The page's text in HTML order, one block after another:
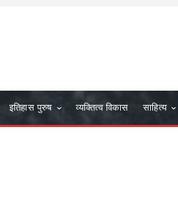
इतिहास पुरुष व्यक्तित्व विकास साहित्य